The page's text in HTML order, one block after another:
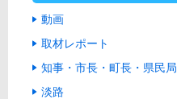
動画
取材レポート
知事・市長・町長・県民局
淡路